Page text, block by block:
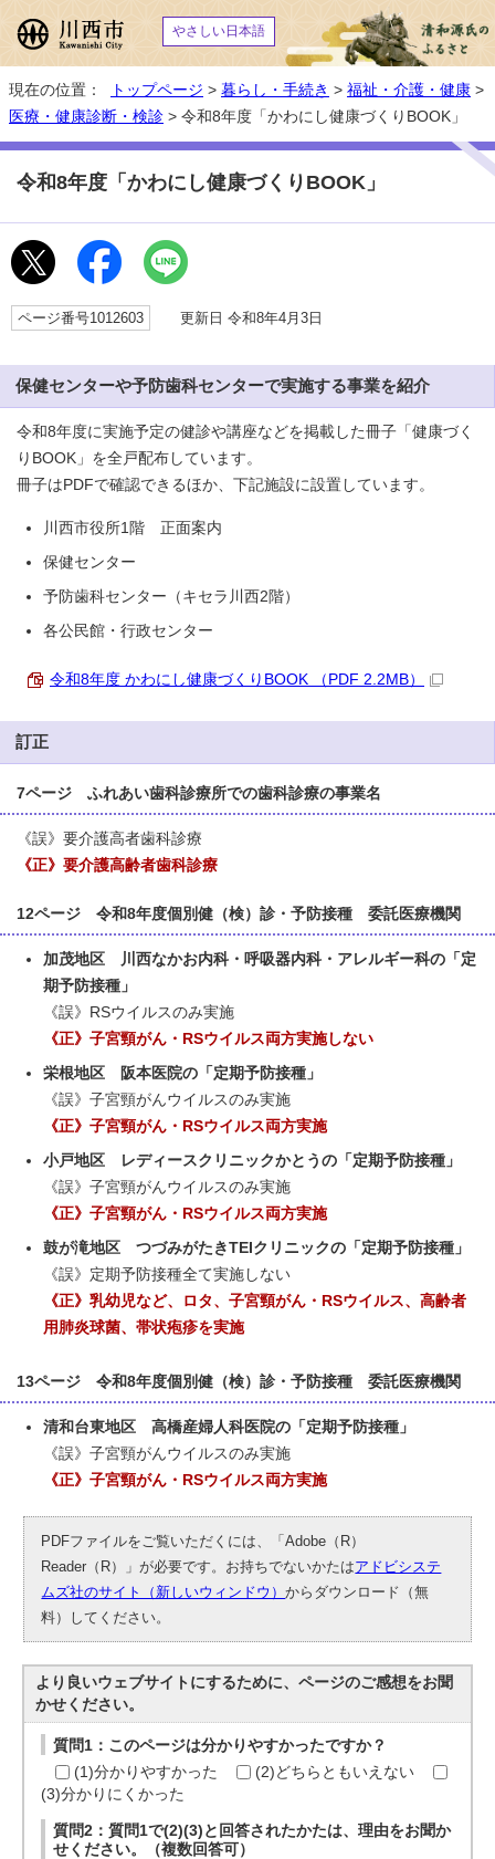
やさしい日本語
現在の位置： トップページ > 暮らし・手続き > 福祉・介護・健康 >
医療・健康診断・検診 > 令和8年度「かわにし健康づくりBOOK」
令和8年度「かわにし健康づくりBOOK」
ページ番号1012603 更新日 令和8年4月3日
保健センターや予防歯科センターで実施する事業を紹介
令和8年度に実施予定の健診や講座などを掲載した冊子「健康づく
りBOOK」を全戸配布しています。
冊子はPDFで確認できるほか、下記施設に設置しています。
川西市役所1階 正面案内
保健センター
予防歯科センター（キセラ川西2階）
各公民館・行政センター
令和8年度 かわにし健康づくりBOOK （PDF 2.2MB）
訂正
7ページ ふれあい歯科診療所での歯科診療の事業名
《誤》要介護高者歯科診療
《正》要介護高齢者歯科診療
12ページ 令和8年度個別健（検）診・予防接種 委託医療機関
加茂地区 川西なかお内科・呼吸器内科・アレルギー科の「定
期予防接種」
《誤》RSウイルスのみ実施
《正》子宮頸がん・RSウイルス両方実施しない
栄根地区 阪本医院の「定期予防接種」
《誤》子宮頸がんウイルスのみ実施
《正》子宮頸がん・RSウイルス両方実施
小戸地区 レディースクリニックかとうの「定期予防接種」
《誤》子宮頸がんウイルスのみ実施
《正》子宮頸がん・RSウイルス両方実施
鼓が滝地区 つづみがたきTEIクリニックの「定期予防接種」
《誤》定期予防接種全て実施しない
《正》乳幼児など、ロタ、子宮頸がん・RSウイルス、高齢者
用肺炎球菌、帯状疱疹を実施
13ページ 令和8年度個別健（検）診・予防接種 委託医療機関
清和台東地区 高橋産婦人科医院の「定期予防接種」
《誤》子宮頸がんウイルスのみ実施
《正》子宮頸がん・RSウイルス両方実施
PDFファイルをご覧いただくには、「Adobe（R）
Reader（R）」が必要です。お持ちでないかたはアドビシステ
ムズ社のサイト（新しいウィンドウ）からダウンロード（無
料）してください。
より良いウェブサイトにするために、ページのご感想をお聞
かせください。
質問1：このページは分かりやすかったですか？
(1)分かりやすかった
(2)どちらともいえない
(3)分かりにくかった
質問2：質問1で(2)(3)と回答されたかたは、理由をお聞か
せください。（複数回答可）